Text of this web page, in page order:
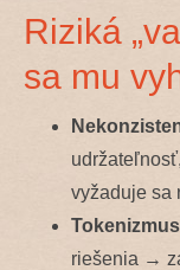
Riziká
sa mu
vyžaduje sa
Tokenizmus
riešenia →